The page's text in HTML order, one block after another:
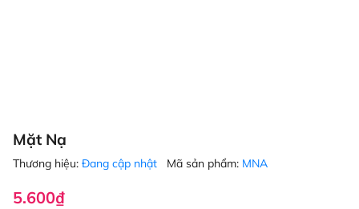
Mặt Nạ
Thương hiệu: Đang cập nhật Mã sản phẩm: MNA
5.600₫